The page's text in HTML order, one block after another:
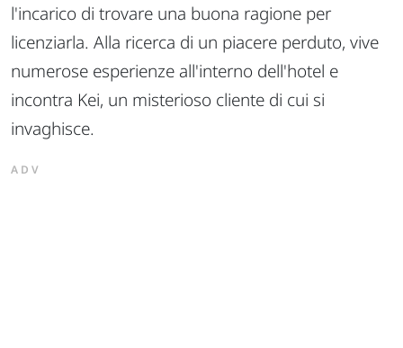
l'incarico di trovare una buona ragione per
licenziarla. Alla ricerca di un piacere perduto, vive
numerose esperienze all'interno dell'hotel e
incontra Kei, un misterioso cliente di cui si
invaghisce.
ADV